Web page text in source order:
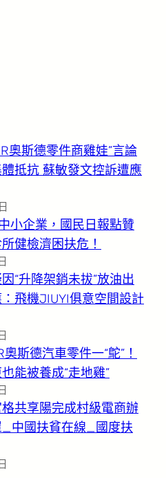
奧斯德零件商雞娃”言論
抵抗 蘇敏發文控訴遭應
小企業，國民日報點贊
健檢濟困扶危！
“升降架銷未拔”放油出
飛機JIUYI俱意空間設計
斯德汽車零件一“鴕”！
能被養成“走地雞”
共享陽完成村級電商辦
中國扶貧在線_國度扶